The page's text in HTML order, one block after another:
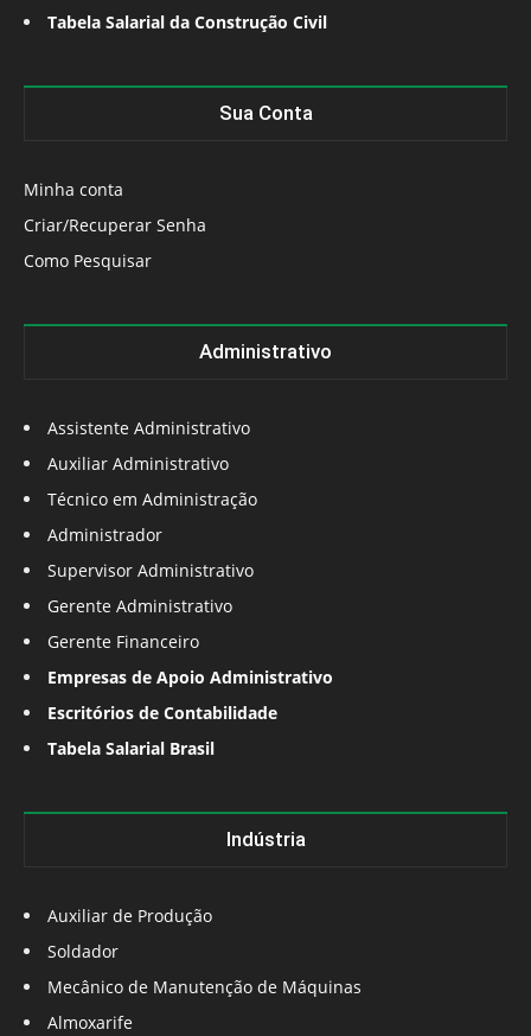
Tabela Salarial da Construção Civil
Sua Conta
Minha conta
Criar/Recuperar Senha
Como Pesquisar
Administrativo
Assistente Administrativo
Auxiliar Administrativo
Técnico em Administração
Administrador
Supervisor Administrativo
Gerente Administrativo
Gerente Financeiro
Empresas de Apoio Administrativo
Escritórios de Contabilidade
Tabela Salarial Brasil
Indústria
Auxiliar de Produção
Soldador
Mecânico de Manutenção de Máquinas
Almoxarife